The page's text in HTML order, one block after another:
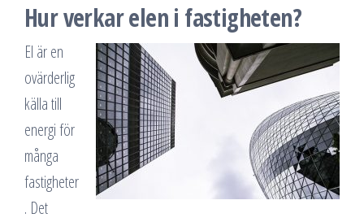
Hur verkar elen i fastigheten?
El är en
ovärderlig
källa till
energi för
många
fastigheter
. Det